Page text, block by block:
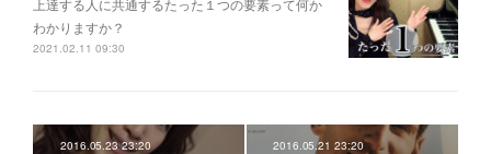
上達する人に共通するたった１つの要素って何か
わかりますか？
2021.02.11 09:30
2016.05.23 23:20 2016.05.21 23:20